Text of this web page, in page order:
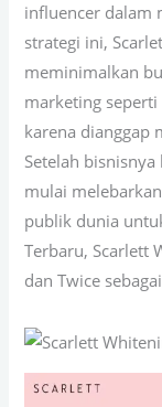
influencer dalam
strategi ini,
meminimalkan
marketing
karena dianggap
Setelah
mulai
publik dunia
Terbaru, Scarlett
dan Twice